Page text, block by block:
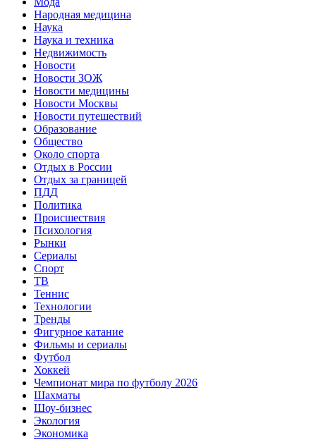
Народная медицина
Наука
Наука и техника
Недвижимость
Новости
Новости ЗОЖ
Новости медицины
Новости Москвы
Новости путешествий
Образование
Общество
Около спорта
Отдых в России
Отдых за границей
ПДД
Политика
Происшествия
Психология
Рынки
Сериалы
Спорт
ТВ
Теннис
Технологии
Тренды
Фигурное катание
Фильмы и сериалы
Футбол
Хоккей
Чемпионат мира по футболу 2026
Шахматы
Шоу-бизнес
Экология
Экономика